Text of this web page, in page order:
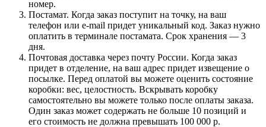
номер.
Постамат. Когда заказ поступит на точку, на ваш
телефон или e-mail придет уникальный код. Заказ нужно
оплатить в терминале постамата. Срок хранения — 3
дня.
Почтовая доставка через почту России. Когда заказ
придет в отделение, на ваш адрес придет извещение о
посылке. Перед оплатой вы можете оценить состояние
коробки: вес, целостность. Вскрывать коробку
самостоятельно вы можете только после оплаты заказа.
Один заказ может содержать не больше 10 позиций и
его стоимость не должна превышать 100 000 р.